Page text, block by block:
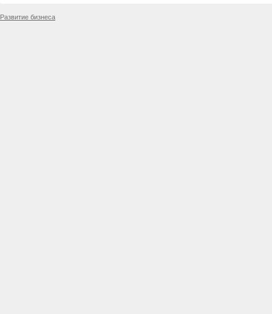
Развитие бизнеса